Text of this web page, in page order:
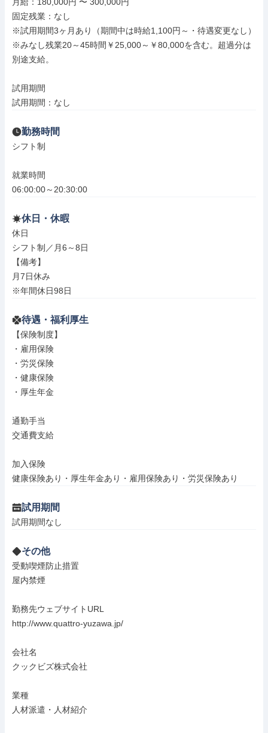
固定残業：なし
※試用期間3ヶ月あり（期間中は時給1,100円～・待遇変更なし）
※みなし残業20～45時間￥25,000～￥80,000を含む。超過分は
別途支給。
試用期間
試用期間：なし
勤務時間
シフト制
就業時間
06:00:00～20:30:00
休日・休暇
休日
シフト制／月6～8日
【備考】
月7日休み
※年間休日98日
待遇・福利厚生
【保険制度】
・雇用保険
・労災保険
・健康保険
・厚生年金
通勤手当
交通費支給
加入保険
健康保険あり・厚生年金あり・雇用保険あり・労災保険あり
試用期間
試用期間なし
その他
受動喫煙防止措置
屋内禁煙
勤務先ウェブサイトURL
http://www.quattro-yuzawa.jp/
会社名
クックビズ株式会社
業種
人材派遣・人材紹介